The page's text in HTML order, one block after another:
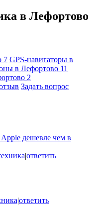
в Лефортово
7 GPS-навигаторы в
в Лефортово 11
2
Задать вопрос
дешевле чем в
|ответить
|ответить